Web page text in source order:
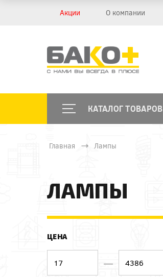
Акции О компании
КАТАЛОГ ТОВАРОВ
Главная Лампы
ЛАМПЫ
ЦЕНА
—